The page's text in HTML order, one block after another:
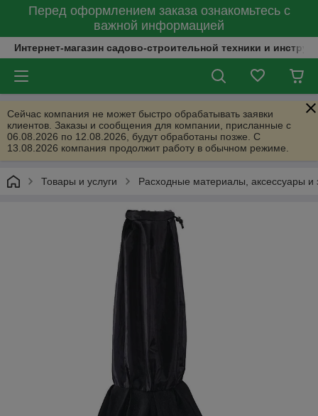
Перед оформлением заказа ознакомьтесь с
важной информацией
Интернет-магазин садово-строительной техники и
Сейчас компания не может быстро обрабатывать заявки
клиентов. Заказы и сообщения для компании, присланные с
06.08.2026 по 12.08.2026, будут обработаны позже. С
13.08.2026 компания продолжит работу в обычном режиме.
Товары и услуги Расходные материалы, аксессуары и